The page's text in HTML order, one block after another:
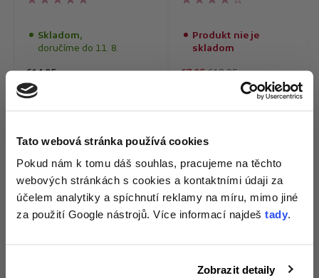
Tato webová stránka používá cookies
Pokud nám k tomu dáš souhlas, pracujeme na těchto
webových stránkách s cookies a kontaktními údaji za
účelem analytiky a spíchnutí reklamy na míru, mimo jiné
za použití Google nástrojů. Více informací najdeš tady.
Zobrazit detaily
Skladom,
doručíme do 11. 8.
€14,95
€1,50/ml
Produkt nie je
skladom
€7,95€13,95
VYPREDANÉ
Získej 1+1na
zkoušku pracích
papírkůa tipy